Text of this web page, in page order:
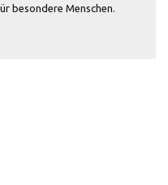
besondere Menschen.